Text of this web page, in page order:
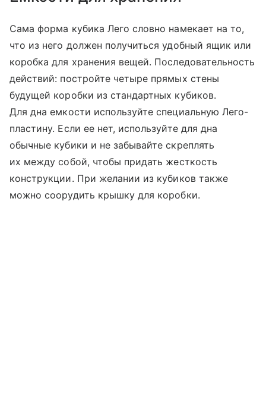
Сама форма кубика Лего словно намекает на то,
что из него должен получиться удобный ящик или
коробка для хранения вещей. Последовательность
действий: постройте четыре прямых стены
будущей коробки из стандартных кубиков.
Для дна емкости используйте специальную Лего-
пластину. Если ее нет, используйте для дна
обычные кубики и не забывайте скреплять
их между собой, чтобы придать жесткость
конструкции. При желании из кубиков также
можно соорудить крышку для коробки.